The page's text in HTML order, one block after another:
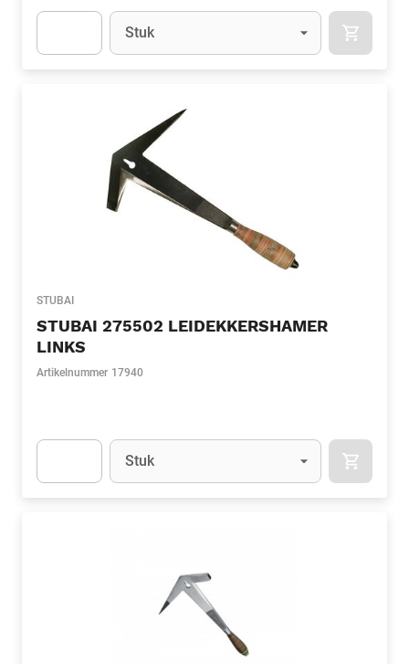
Eenheid
Stuk
STUBAI
STUBAI 275502 LEIDEKKERSHAMER
LINKS
Artikelnummer 17940
Eenheid
Stuk